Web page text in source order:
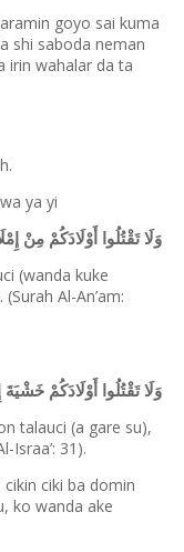
aramin goyo sai kuma
shi saboda neman
irin wahalar da ta
ya yi
وَلَا تَقْتُلُوا أَوْلَادَكُمْ مِنْ
(wanda kuke
Al-An’am:
وَلَا تَقْتُلُوا أَوْلَادَكُمْ
talauci (a gare su),
Israa’: 31).
ciki ba domin
ko wanda ake